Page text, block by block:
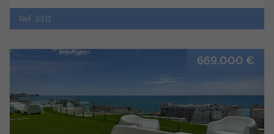
Ref. 3311
669.000 €